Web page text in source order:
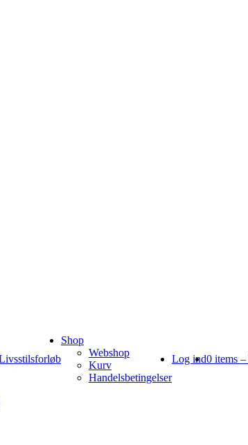
Shop
Webshop
Kurv
Handelsbetingelser
Log ind0 items –